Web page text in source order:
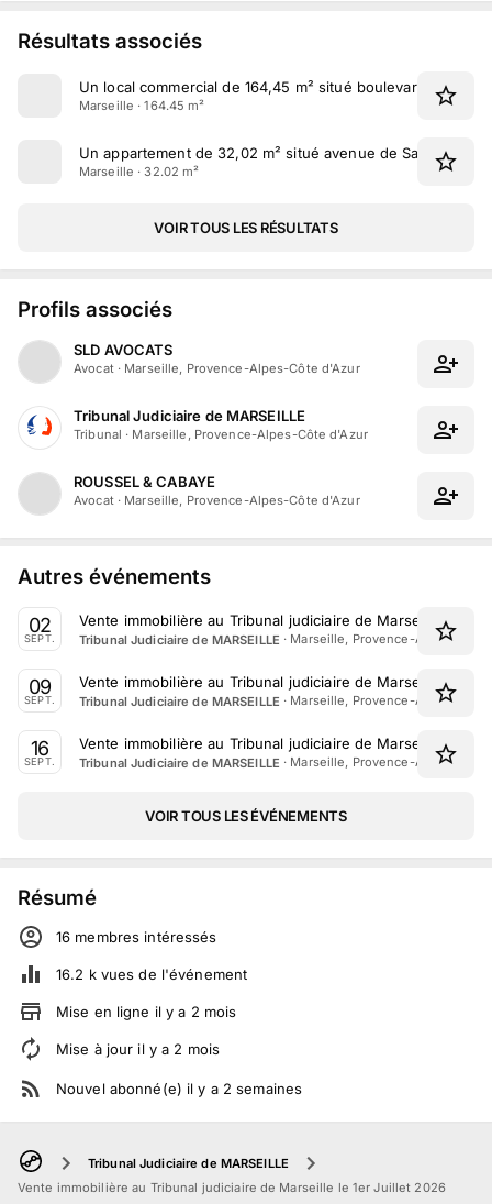
Résultats associés
Un local commercial de 164,45 m² situé boulevard Danielle
Marseille · 164.45 m²
Un appartement de 32,02 m² situé avenue de Saint Just à
Marseille · 32.02 m²
VOIR TOUS LES RÉSULTATS
Profils associés
SLD AVOCATS
Avocat· Marseille, Provence-Alpes-Côte d'Azur
Tribunal Judiciaire de MARSEILLE
Tribunal · Marseille, Provence-Alpes-Côte d'Azur
ROUSSEL & CABAYE
Avocat· Marseille, Provence-Alpes-Côte d'Azur
Autres événements
02
SEPT.
Vente immobilière au Tribunal judiciaire de Marseille le 2
Tribunal Judiciaire de MARSEILLE · Marseille, Provence-Alpes-Côte
09
SEPT.
Vente immobilière au Tribunal judiciaire de Marseille le 9
Tribunal Judiciaire de MARSEILLE · Marseille, Provence-Alpes-Côte
16
SEPT.
Vente immobilière au Tribunal judiciaire de Marseille le 16
Tribunal Judiciaire de MARSEILLE · Marseille, Provence-Alpes-Côte
VOIR TOUS LES ÉVÉNEMENTS
Résumé
16 membres intéressés
16.2 kvues de l'événement
Mise en ligne il y a 2 mois
Mise à jour il y a 2 mois
Nouvel abonné(e) il y a 2 semaines
Tribunal Judiciaire de MARSEILLE
Vente immobilière au Tribunal judiciaire de Marseille le 1er Juillet 2026